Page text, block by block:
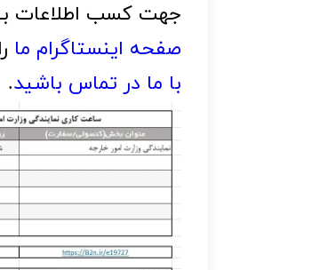
جهت کسب اطلاعات
صفحه اینستاگرام ما
با ما در تماس باشید.